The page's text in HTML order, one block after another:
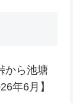
から池塘
年6月】